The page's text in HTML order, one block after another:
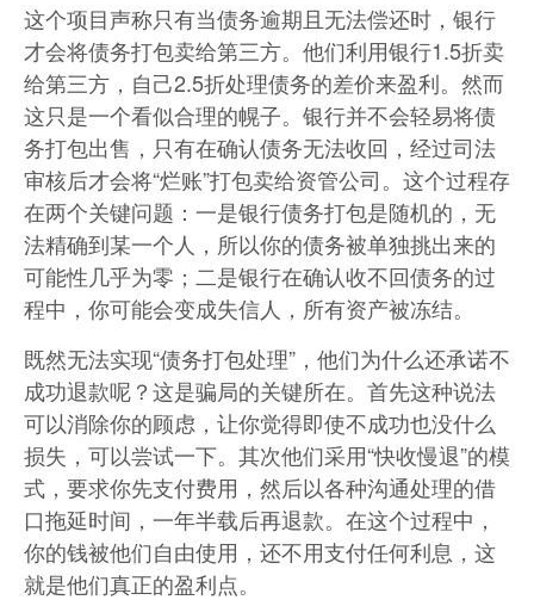
这个项目声称只有当债务逾期且无法偿还时，银行
才会将债务打包卖给第三方。他们利用银行1.5折卖
给第三方，自己2.5折处理债务的差价来盈利。然而
这只是一个看似合理的幌子。银行并不会轻易将债
务打包出售，只有在确认债务无法收回，经过司法
审核后才会将“烂账”打包卖给资管公司。这个过程存
在两个关键问题：一是银行债务打包是随机的，无
法精确到某一个人，所以你的债务被单独挑出来的
可能性几乎为零；二是银行在确认收不回债务的过
程中，你可能会变成失信人，所有资产被冻结。
既然无法实现“债务打包处理”，他们为什么还承诺不
成功退款呢？这是骗局的关键所在。首先这种说法
可以消除你的顾虑，让你觉得即使不成功也没什么
损失，可以尝试一下。其次他们采用“快收慢退”的模
式，要求你先支付费用，然后以各种沟通处理的借
口拖延时间，一年半载后再退款。在这个过程中，
你的钱被他们自由使用，还不用支付任何利息，这
就是他们真正的盈利点。